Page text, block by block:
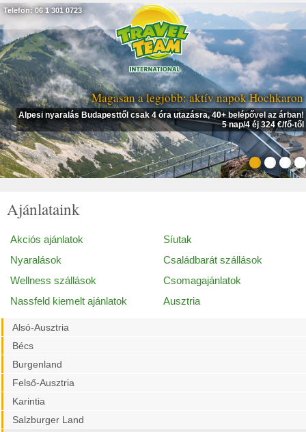
Magasan a legjobb: aktív napok Hochkaron
Alpesi nyaralás Budapesttől csak 4 óra utazásra, 40+ belépővel az árban!
5 nap/4 éj 324 €/fő-től
Telefon: 06 1 301 0723
Ajánlataink
Akciós ajánlatok
Síutak
Nyaralások
Családbarát szállások
Wellness szállások
Csomagajánlatok
Nassfeld kiemelt ajánlatok
Ausztria
Alsó-Ausztria
Bécs
Burgenland
Felső-Ausztria
Karintia
Salzburger Land